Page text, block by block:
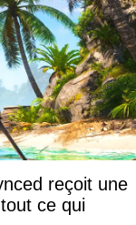
reçoit une
ce qui